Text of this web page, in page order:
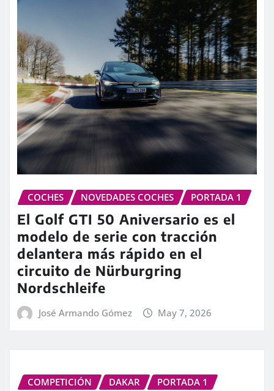
COCHES NOVEDADES COCHES PORTADA 1
El Golf GTI 50 Aniversario es el
modelo de serie con tracción
delantera más rápido en el
circuito de Nürburgring
Nordschleife
José Armando Gómez May 7, 2026
COMPETICIÓN DAKAR PORTADA 1